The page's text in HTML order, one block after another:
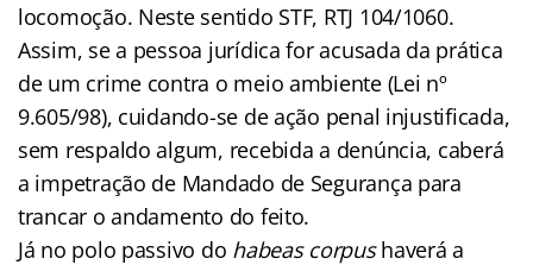
locomoção. Neste sentido STF, RTJ 104/1060.
Assim, se a pessoa jurídica for acusada da prática
de um crime contra o meio ambiente (Lei nº
9.605/98), cuidando-se de ação penal injustificada,
sem respaldo algum, recebida a denúncia, caberá
a impetração de Mandado de Segurança para
trancar o andamento do feito.
Já no polo passivo do habeas corpushaverá a